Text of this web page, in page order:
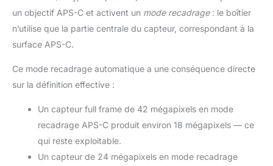
un objectif APS-C et activent un mode recadrage: le boîtier
n’utilise que la partie centrale du capteur, correspondant à la
surface APS-C.
Ce mode recadrage automatique a une conséquence directe
sur la définition effective :
Un capteur full frame de 42 mégapixels en mode
recadrage APS-C produit environ 18 mégapixels — ce
qui reste exploitable.
Un capteur de 24 mégapixels en mode recadrage